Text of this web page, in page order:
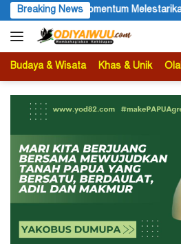
Langsung
ke
konten
Breaking News
Leluhur Partai
Budaya & Wisata Khas & Unik